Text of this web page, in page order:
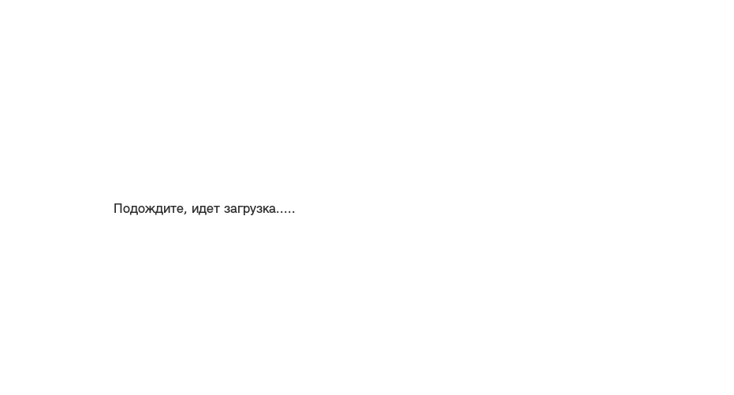
Подождите, идет загрузка.....